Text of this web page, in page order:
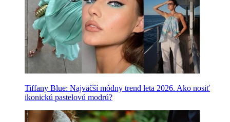
Tiffany Blue: Najväčší módny trend leta 2026. Ako nosiť
ikonickú pastelovú modrú?